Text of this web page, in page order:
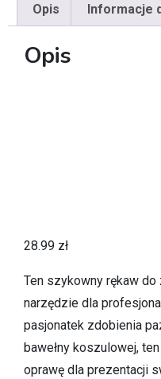
Opis Informacje
Opis
28.99 zł
Ten szykowny rękaw do
narzędzie dla
pasjonatek zdobienia
bawełny koszulowej,
oprawę dla prezentacji